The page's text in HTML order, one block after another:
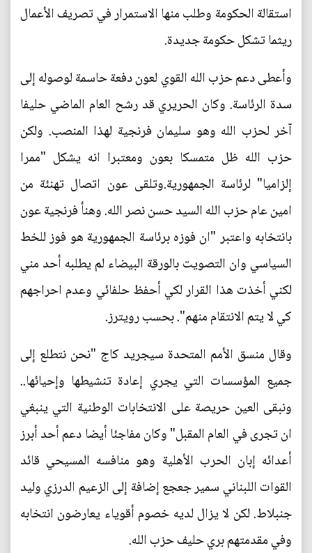
استقالة الحكومة وطلب منها الاستمرار في تصريف الأعمال
ريثما تشكل حكومة جديدة.
وأعطى دعم حزب الله القوي لعون دفعة حاسمة لوصوله إلى
سدة الرئاسة. وكان الحريري قد رشح العام الماضي حليفا
آخر لحزب الله وهو سليمان فرنجية لهذا المنصب. ولكن
حزب الله ظل متمسكا بعون ومعتبرا انه يشكل "ممرا
إلزاميا" لرئاسة الجمهورية.وتلقى عون اتصال تهنئة من
امين عام حزب الله السيد حسن نصر الله. وهنأ فرنجية عون
بانتخابه واعتبر "ان فوزه برئاسة الجمهورية هو فوز للخط
السياسي وان التصويت بالورقة البيضاء لم يطلبه أحد مني
لكني أخذت هذا القرار لكي أحفظ حلفائي وعدم احراجهم
كي لا يتم الانتقام منهم". بحسب رويترز.
وقال منسق الأمم المتحدة سيجريد كاج "نحن نتطلع إلى
جميع المؤسسات التي يجري إعادة تنشيطها وإحيائها..
ونبقى العين حريصة على الانتخابات الوطنية التي ينبغي
ان تجرى في العام المقبل" وكان مفاجئا أيضا دعم أحد أبرز
أعدائه إبان الحرب الأهلية وهو منافسه المسيحي قائد
القوات اللبناني سمير جعجع إضافة إلى الزعيم الدرزي وليد
جنبلاط. لكن لا يزال لديه خصوم أقوياء يعارضون انتخابه
وفي مقدمتهم بري حليف حزب الله.